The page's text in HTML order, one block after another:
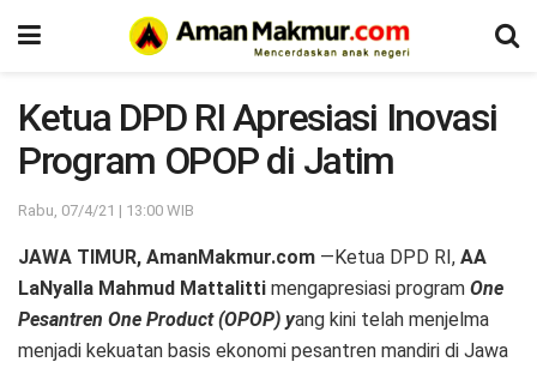
Ketua DPD RI Apresiasi Inovasi
Program OPOP di Jatim
Rabu, 07/4/21 | 13:00 WIB
JAWA TIMUR, AmanMakmur.com —Ketua DPD RI, AA
LaNyalla Mahmud Mattalitti mengapresiasi program One
Pesantren One Product (OPOP) yang kini telah menjelma
menjadi kekuatan basis ekonomi pesantren mandiri di Jawa